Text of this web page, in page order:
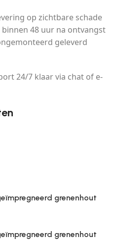
op zichtbare schade
48 uur na ontvangst
geleverd
24/7 klaar via chat of e-
grenenhout
grenenhout